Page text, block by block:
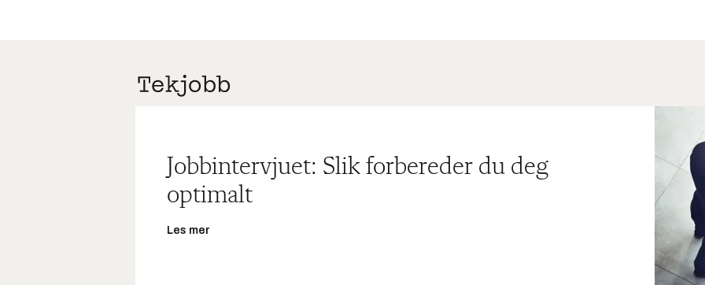
Jobbintervjuet: Slik forbereder du deg
optimalt
Les mer